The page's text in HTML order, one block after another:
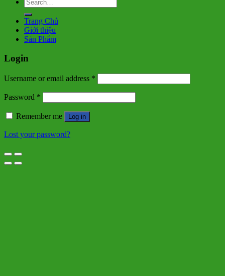
for:
Trang Chủ
Giới thiệu
Sản Phẩm
Login
Username or email address *
Password *
Remember me Log in
Lost your password?